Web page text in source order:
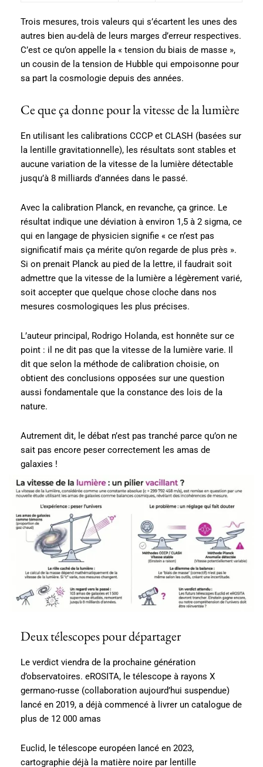
Trois mesures, trois valeurs qui s’écartent les unes des
autres bien au-delà de leurs marges d’erreur respectives.
C’est ce qu’on appelle la « tension du biais de masse »,
un cousin de la tension de Hubble qui empoisonne pour
sa part la cosmologie depuis des années.
Ce que ça donne pour la vitesse de la lumière
En utilisant les calibrations CCCP et CLASH (basées sur
la lentille gravitationnelle), les résultats sont stables et
aucune variation de la vitesse de la lumière détectable
jusqu’à 8 milliards d’années dans le passé.
Avec la calibration Planck, en revanche, ça grince. Le
résultat indique une déviation à environ 1,5 à 2 sigma, ce
qui en langage de physicien signifie « ce n’est pas
significatif mais ça mérite qu’on regarde de plus près ».
Si on prenait Planck au pied de la lettre, il faudrait soit
admettre que la vitesse de la lumière a légèrement varié,
soit accepter que quelque chose cloche dans nos
mesures cosmologiques les plus précises.
L’auteur principal, Rodrigo Holanda, est honnête sur ce
point : il ne dit pas que la vitesse de la lumière varie. Il
dit que selon la méthode de calibration choisie, on
obtient des conclusions opposées sur une question
aussi fondamentale que la constance des lois de la
nature.
Autrement dit, le débat n’est pas tranché parce qu’on ne
sait pas encore peser correctement les amas de
galaxies !
Deux télescopes pour départager
Le verdict viendra de la prochaine génération
d’observatoires. eROSITA, le télescope à rayons X
germano-russe (collaboration aujourd’hui suspendue)
lancé en 2019, a déjà commencé à livrer un catalogue de
plus de 12 000 amas
Euclid, le télescope européen lancé en 2023,
cartographie déjà la matière noire par lentille